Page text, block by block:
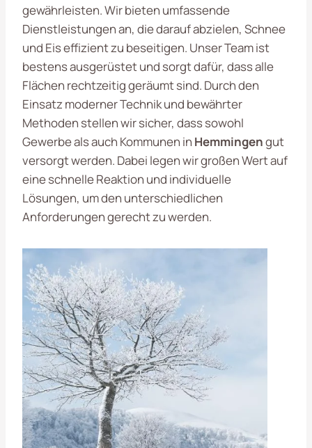
gewährleisten. Wir bieten umfassende
Dienstleistungen an, die darauf abzielen, Schnee
und Eis effizient zu beseitigen. Unser Team ist
bestens ausgerüstet und sorgt dafür, dass alle
Flächen rechtzeitig geräumt sind. Durch den
Einsatz moderner Technik und bewährter
Methoden stellen wir sicher, dass sowohl
Gewerbe als auch Kommunen in Hemmingengut
versorgt werden. Dabei legen wir großen Wert auf
eine schnelle Reaktion und individuelle
Lösungen, um den unterschiedlichen
Anforderungen gerecht zu werden.